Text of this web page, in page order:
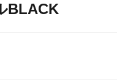
BLACK